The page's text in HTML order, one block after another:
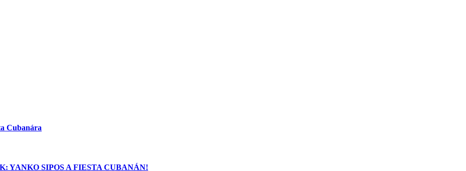
Cubanára
YANKO SIPOS A FIESTA CUBANÁN!